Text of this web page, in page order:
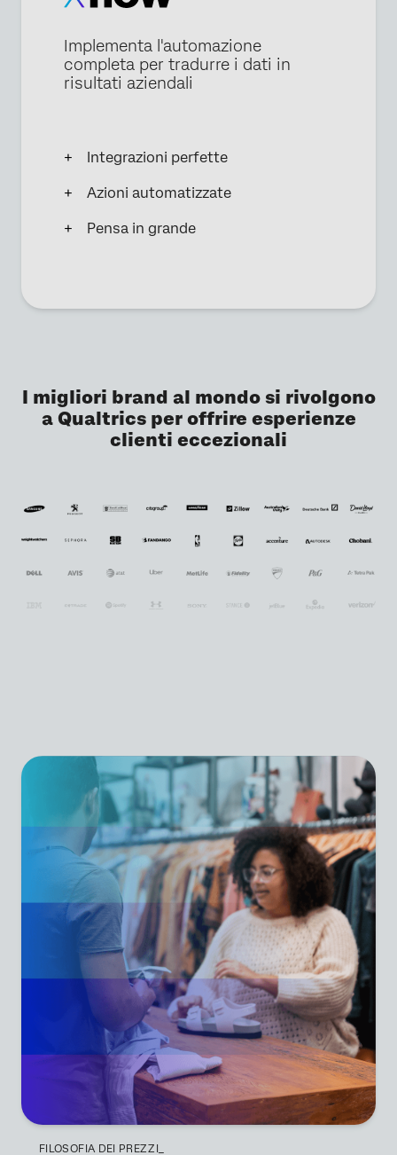
Implementa l'automazione
completa per tradurre i dati in
risultati aziendali
Integrazioni perfette
Azioni automatizzate
Pensa in grande
I migliori brand al mondo si rivolgono
a Qualtrics per offrire esperienze
clienti eccezionali
FILOSOFIA DEI PREZZI_